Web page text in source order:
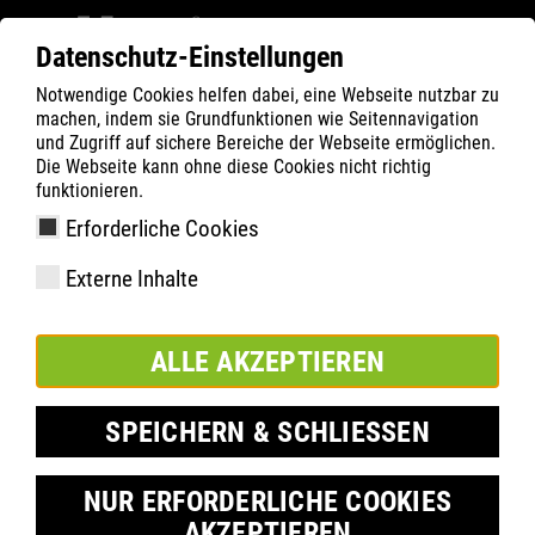
Datenschutz-Einstellungen
Notwendige Cookies helfen dabei, eine Webseite nutzbar zu
machen, indem sie Grundfunktionen wie Seitennavigation
und Zugriff auf sichere Bereiche der Webseite ermöglichen.
Die Webseite kann ohne diese Cookies nicht richtig
funktionieren.
Erforderliche Cookies
Externe Inhalte
ALLE AKZEPTIEREN
SPEICHERN & SCHLIESSEN
NUR ERFORDERLICHE COOKIES
ATLAS Company
Inside
KÖSZÖNJÜK KLAUS WULFNAK AZ ATLASNÁL
TÖLTÖTT 39 ÉVET!